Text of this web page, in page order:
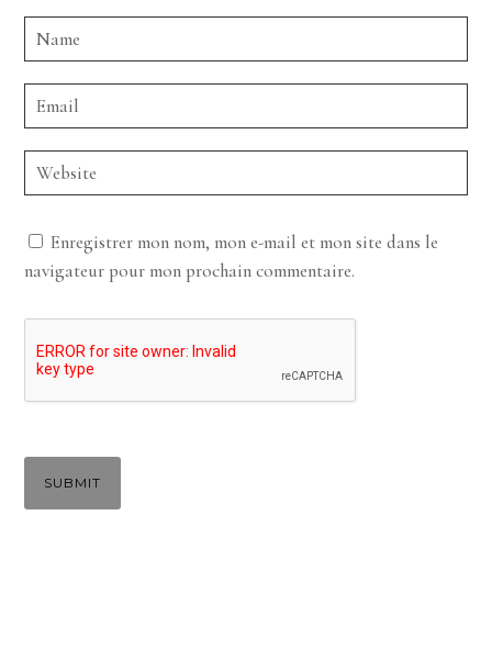
Enregistrer mon nom, mon e-mail et mon site dans le
navigateur pour mon prochain commentaire.